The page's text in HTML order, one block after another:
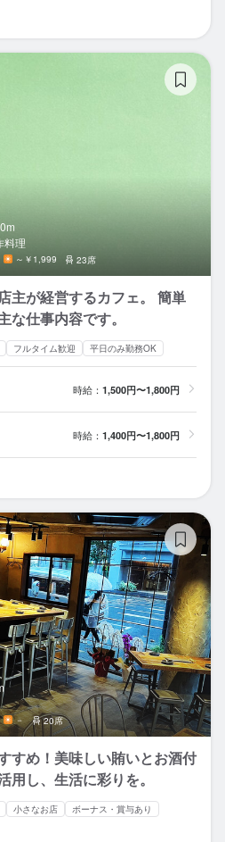
料理
～￥1,999 23席
主が経営するカフェ。 簡単
な仕事内容です。
フルタイム歓迎 平日のみ勤務OK
時給： 1,500円〜1,800円
時給： 1,400円〜1,800円
－ 20席
すめ！美味しい賄いとお酒付
用し、生活に彩りを。
小さなお店
ボーナス・賞与あり